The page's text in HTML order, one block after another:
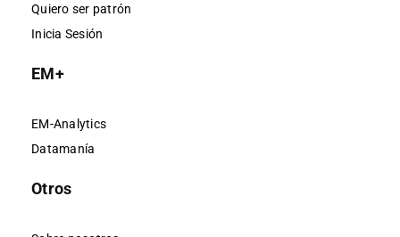
Quiero ser patrón
Inicia Sesión
EM+
EM-Analytics
Datamanía
Otros